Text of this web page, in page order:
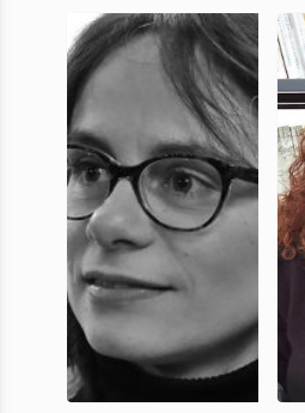
Florie
Varitille
MCF, UniCA